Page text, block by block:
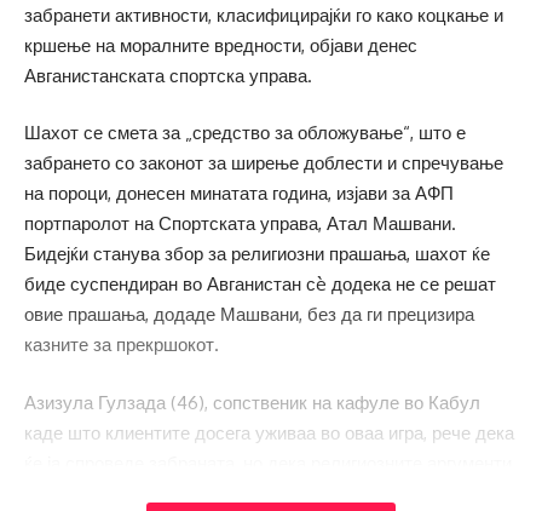
забранети активности, класифицирајќи го како коцкање и
кршење на моралните вредности, објави денес
Авганистанската спортска управа.
Шахот се смета за „средство за обложување“, што е
забрането со законот за ширење доблести и спречување
на пороци, донесен минатата година, изјави за АФП
портпаролот на Спортската управа, Атал Машвани.
Бидејќи станува збор за религиозни прашања, шахот ќе
биде суспендиран во Авганистан сè додека не се решат
овие прашања, додаде Машвани, без да ги прецизира
казните за прекршокот.
Азизула Гулзада (46), сопственик на кафуле во Кабул
каде што клиентите досега уживаа во оваа игра, рече дека